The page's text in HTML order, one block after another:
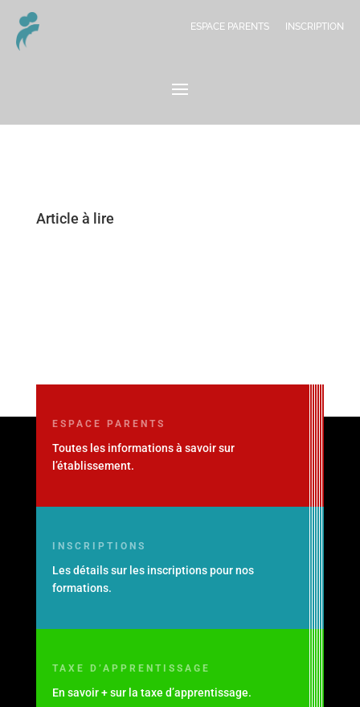
ESPACE PARENTS INSCRIPTION
Article à lire
ESPACE PARENTS
Toutes les informations à savoir sur
l’établissement.
INSCRIPTIONS
Les détails sur les inscriptions pour nos
formations.
TAXE D’APPRENTISSAGE
En savoir + sur la taxe d’apprentissage.